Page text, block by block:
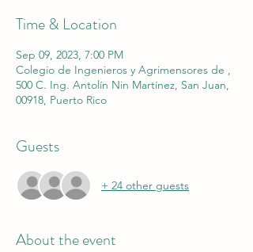
Time & Location
Sep 09, 2023, 7:00 PM
Colegio de Ingenieros y Agrimensores de ,
500 C. Ing. Antolín Nin Martínez, San Juan,
00918, Puerto Rico
Guests
+ 24 other guests
About the event